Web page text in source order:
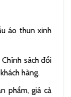
áo thun xinh
sách đổi
hàng.
phẩm, giá cả